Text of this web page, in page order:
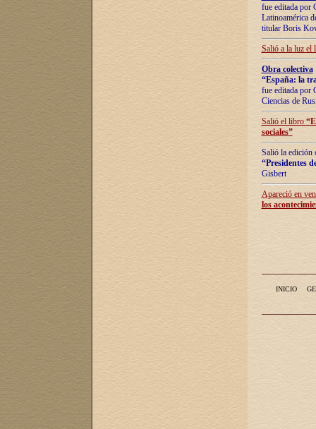
fue editada por
Latinoamérica
titular Boris
Salió a la luz el
Obra colectiva
“España: la
fue editada por
Ciencias de
Salió el libro “
sociales”
Salió la edición
“Presidentes
Gisbert
Apareció en
los
INICIO